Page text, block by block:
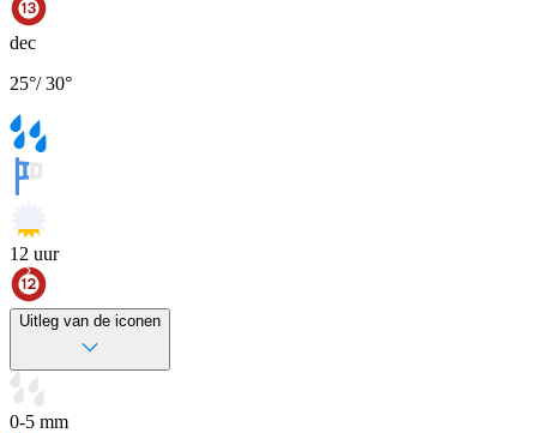
dec
25°/30°
12 uur
Uitleg van de iconen
0-5 mm